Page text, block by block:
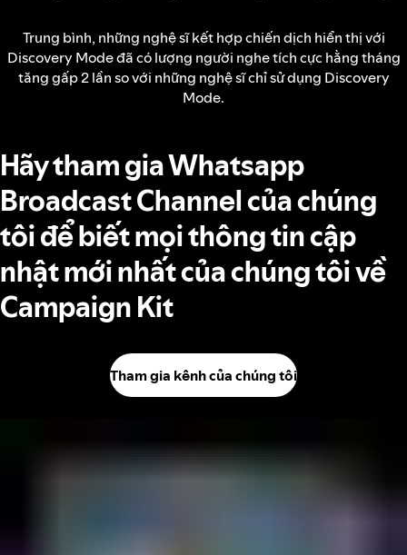
Trung bình, những nghệ sĩ kết hợp chiến dịch hiển thị với
Discovery Mode đã có lượng người nghe tích cực hằng tháng
tăng gấp 2 lần so với những nghệ sĩ chỉ sử dụng Discovery
Mode.
Hãy tham gia Whatsapp
Broadcast Channel của chúng
tôi để biết mọi thông tin cập
nhật mới nhất của chúng tôi về
Campaign Kit
Tham gia kênh của chúng tôi